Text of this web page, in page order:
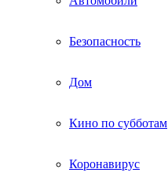
Безопасность
Дом
Кино по субботам
Коронавирус